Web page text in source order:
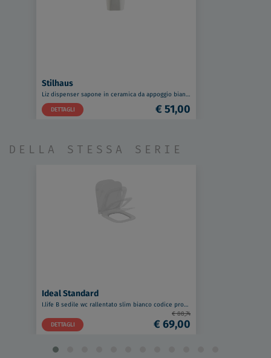
Stilhaus
Liz dispenser sapone in ceramica da appoggio bianco codice prod: 000LZ30AP
DETTAGLI
€ 51,00
DELLA STESSA SERIE
Ideal Standard
I.life B sedile wc rallentato slim bianco codice prod: T500301
DETTAGLI
€ 88,74
€ 69,00